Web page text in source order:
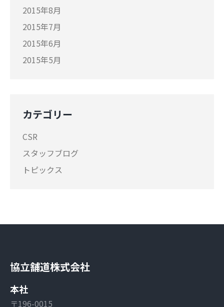
2015年8月
2015年7月
2015年6月
2015年5月
カテゴリー
CSR
スタッフブログ
トピックス
協立舗道株式会社
本社
〒196-0015